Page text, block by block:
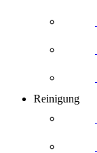
Reinigung